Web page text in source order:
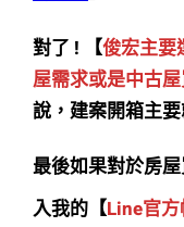
對了 ! 【俊宏主要
屋需求或是中古
說，建案開箱主
最後如果對於房
入我的【Line官